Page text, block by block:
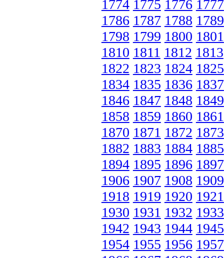
1774 1775 1776 1777
1786 1787 1788 1789
1798 1799 1800 1801
1810 1811 1812 1813
1822 1823 1824 1825
1834 1835 1836 1837
1846 1847 1848 1849
1858 1859 1860 1861
1870 1871 1872 1873
1882 1883 1884 1885
1894 1895 1896 1897
1906 1907 1908 1909
1918 1919 1920 1921
1930 1931 1932 1933
1942 1943 1944 1945
1954 1955 1956 1957